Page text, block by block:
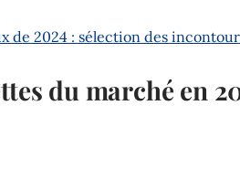
de 2024 : sélection des
du marché en